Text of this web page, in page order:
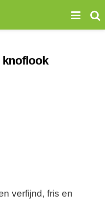
knoflook
verfijnd, fris en